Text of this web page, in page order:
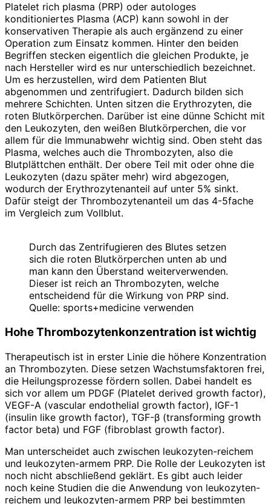
Platelet rich plasma (PRP) oder autologes
konditioniertes Plasma (ACP) kann sowohl in der
konservativen Therapie als auch ergänzend zu einer
Operation zum Einsatz kommen. Hinter den beiden
Begriffen stecken eigentlich die gleichen Produkte, je
nach Hersteller wird es nur unterschiedlich bezeichnet.
Um es herzustellen, wird dem Patienten Blut
abgenommen und zentrifugiert. Dadurch bilden sich
mehrere Schichten. Unten sitzen die Erythrozyten, die
roten Blutkörperchen. Darüber ist eine dünne Schicht mit
den Leukozyten, den weißen Blutkörperchen, die vor
allem für die Immunabwehr wichtig sind. Oben steht das
Plasma, welches auch die Thrombozyten, also die
Blutplättchen enthält. Der obere Teil mit oder ohne die
Leukozyten (dazu später mehr) wird abgezogen,
wodurch der Erythrozytenanteil auf unter 5% sinkt.
Dafür steigt der Thrombozytenanteil um das 4-5fache
im Vergleich zum Vollblut.
Durch das Zentrifugieren des Blutes setzen
sich die roten Blutkörperchen unten ab und
man kann den Überstand weiterverwenden.
Dieser ist reich an Thrombozyten, welche
entscheidend für die Wirkung von PRP sind.
Quelle: sports+medicine verwenden
Hohe Thrombozytenkonzentration ist wichtig
Therapeutisch ist in erster Linie die höhere Konzentration
an Thrombozyten. Diese setzen Wachstumsfaktoren frei,
die Heilungsprozesse fördern sollen. Dabei handelt es
sich vor allem um PDGF (Platelet derived growth factor),
VEGF-A (vascular endothelial growth factor), IGF-1
(insulin like growth factor), TGF-β (transforming growth
factor beta) und FGF (fibroblast growth factor).
Man unterscheidet auch zwischen leukozyten-reichem
und leukozyten-armem PRP. Die Rolle der Leukozyten ist
noch nicht abschließend geklärt. Es gibt auch leider
noch keine Studien die die Anwendung von leukozyten-
reichem und leukozyten-armem PRP bei bestimmten